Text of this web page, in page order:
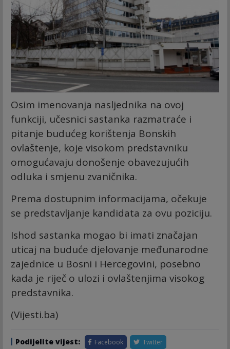
Osim imenovanja nasljednika na ovoj
funkciji, učesnici sastanka razmatraće i
pitanje budućeg korištenja Bonskih
ovlaštenje, koje visokom predstavniku
omogućavaju donošenje obavezujućih
odluka i smjenu zvaničnika.
Prema dostupnim informacijama, očekuje
se predstavljanje kandidata za ovu poziciju.
Ishod sastanka mogao bi imati značajan
uticaj na buduće djelovanje međunarodne
zajednice u Bosni i Hercegovini, posebno
kada je riječ o ulozi i ovlaštenjima visokog
predstavnika.
(Vijesti.ba)
Podijelite vijest: Facebook Twitter